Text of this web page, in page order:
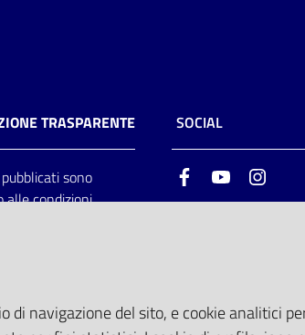
TRASPARENTE
sono
alle condizioni
SOCIAL
FacebookYoutube
navigazione del sito, e cookie analitici